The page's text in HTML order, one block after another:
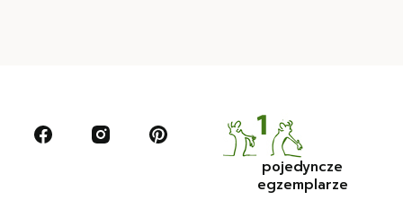
pojedyncze
egzemplarze